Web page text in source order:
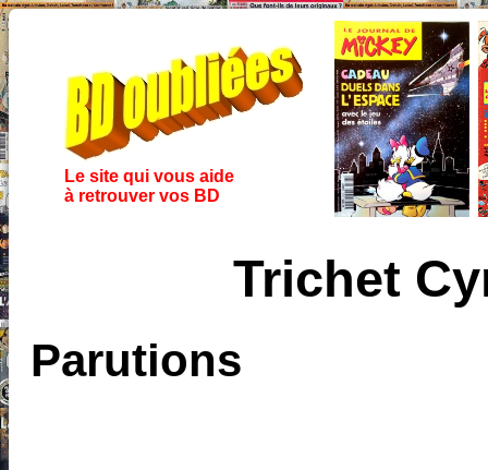
Le site qui vous aide
à retrouver vos BD
Trichet
Parutions